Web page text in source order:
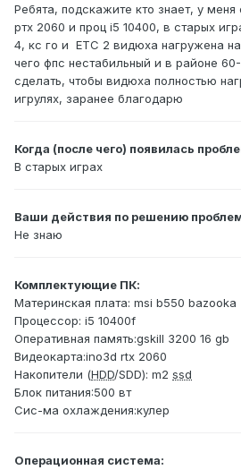
Ребята, подскажите кто знает, у
ртх 2060 и проц i5 10400, в старых
4, кс го и ЕТС 2 видюха нагружена
чего фпс нестабильный и в районе
сделать, чтобы видюха полностью
игрулях, заранее благодарю
Когда (после чего) появилась
В старых играх
Ваши действия по решению
Не знаю
Комплектующие ПК:
Материнская плата: msi b550 bazooka
Процессор: i5 10400f
Оперативная память:gskill 3200 16 gb
Видеокарта:ino3d rtx 2060
Накопители (HDD/SDD): m2 ssd
Блок питания:500 вт
Сис-ма охлаждения:кулер
Операционная система: